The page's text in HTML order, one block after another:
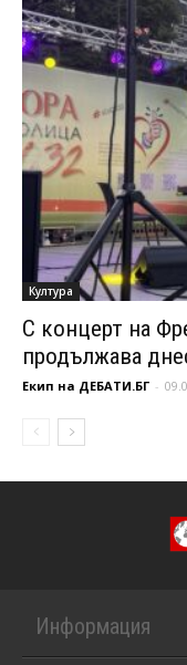
Култура
С концерт на
продължава
Екип на ДЕБАТИ.БГ -
Информация